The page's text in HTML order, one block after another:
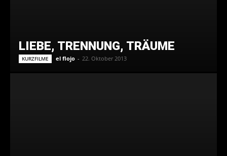
LIEBE, TRENNUNG, TRÄUME
KURZFILME el flojo - 22. Oktober 2013